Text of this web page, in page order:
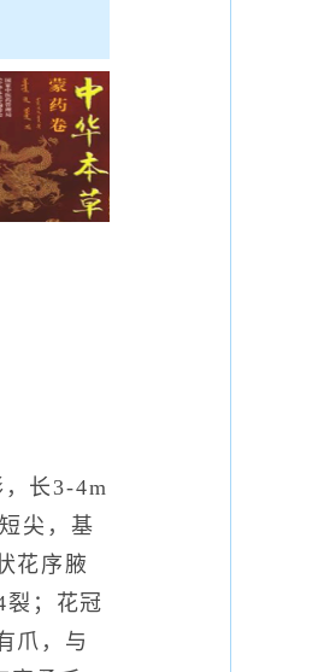
长3-4m
尖，基
花序腋
裂；花冠
爪，与